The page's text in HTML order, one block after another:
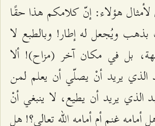
هؤلاء: إنّ كلامكم هذا حقًا
ويُجعل له إطار! وبالطبع لا
بل في مكان آخر (مزاح)! ألا
الذي يريد أنْ يصلّي أن يعلم لمن
الذي يريد أن يطيع، لا ينبغي أنْ
أمامه غنم أم أمامه الله تعالى؟! هل